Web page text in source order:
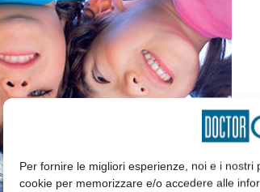
Per fornire le migliori esperienze, noi e i
cookie per memorizzare e/o accedere alle